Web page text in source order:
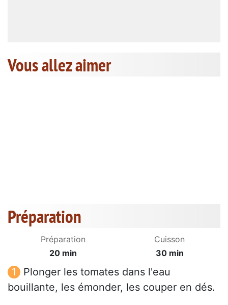
Vous allez aimer
Préparation
Préparation
20 min
Cuisson
30 min
Plonger les tomates dans l'eau
bouillante, les émonder, les couper en dés.